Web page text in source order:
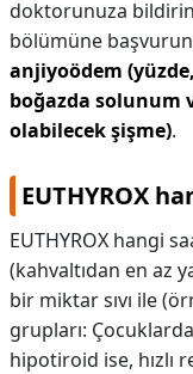
doktorunuza
bölümüne
anjiyoödem
boğazda solunum
olabilecek şişme).
EUTHYROX
EUTHYROX hangi
(kahvaltıdan en az
bir miktar sıvı ile
grupları:
hipotiroid ise, hızlı